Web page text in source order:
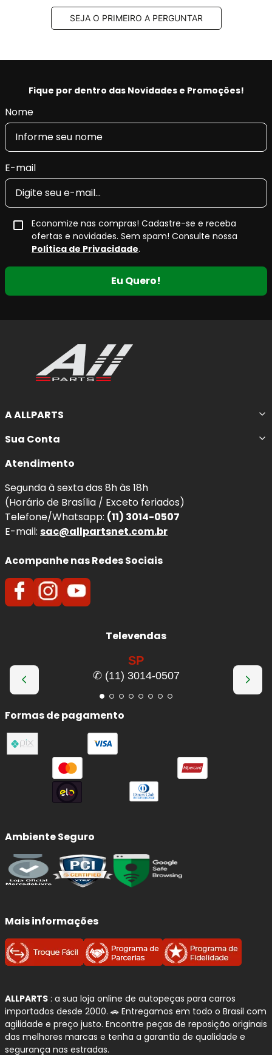
SEJA O PRIMEIRO A PERGUNTAR
Fique por dentro das Novidades e Promoções!
Nome
E-mail
Economize nas compras! Cadastre-se e receba
ofertas e novidades. Sem spam! Consulte nossa
Política de Privacidade.
Eu Quero!
A ALLPARTS
Sua Conta
Atendimento
Segunda à sexta das 8h às 18h
(Horário de Brasília / Exceto feriados)
Telefone/Whatsapp: (11) 3014-0507
E-mail: sac@allpartsnet.com.br
Acompanhe nas Redes Sociais
Televendas
SP
✆ (11) 3014-0507
Formas de pagamento
Ambiente Seguro
Mais informações
ALLPARTS : a sua loja online de autopeças para carros
importados desde 2000. 🚗 Entregamos em todo o Brasil com
agilidade e preço justo. Encontre peças de reposição originais
das melhores marcas e tenha a garantia de qualidade e
segurança nas estradas.